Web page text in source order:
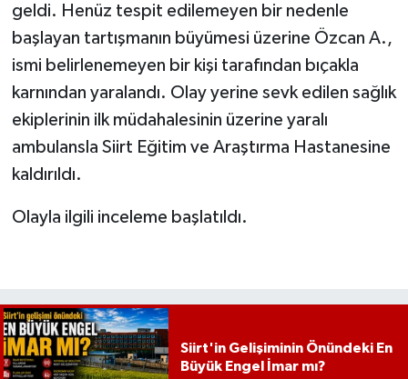
geldi. Henüz tespit edilemeyen bir nedenle
başlayan tartışmanın büyümesi üzerine Özcan A.,
ismi belirlenemeyen bir kişi tarafından bıçakla
karnından yaralandı. Olay yerine sevk edilen sağlık
ekiplerinin ilk müdahalesinin üzerine yaralı
ambulansla Siirt Eğitim ve Araştırma Hastanesine
kaldırıldı.
Olayla ilgili inceleme başlatıldı.
Siirt'in Gelişiminin Önündeki En
Büyük Engel İmar mı?